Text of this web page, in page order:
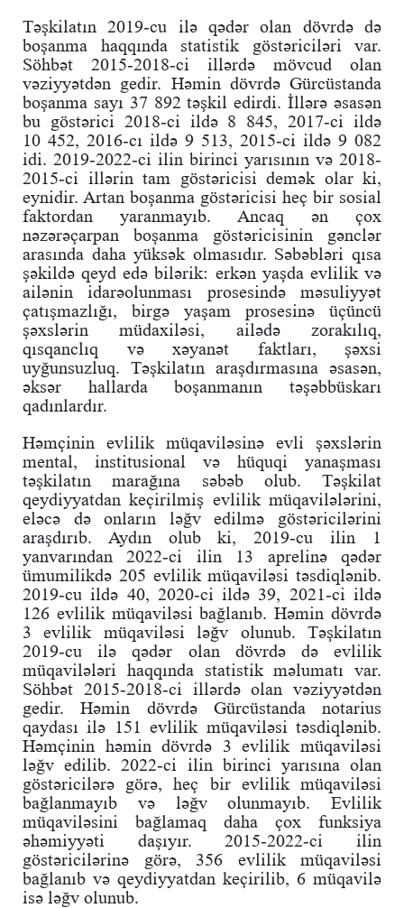
Təşkilatın 2019-cu ilə qədər olan dövrdə də
boşanma haqqında statistik göstəriciləri var.
Söhbət 2015-2018-ci illərdə mövcud olan
vəziyyətdən gedir. Həmin dövrdə Gürcüstanda
boşanma sayı 37 892 təşkil edirdi. İllərə əsasən
bu göstərici 2018-ci ildə 8 845, 2017-ci ildə
10 452, 2016-cı ildə 9 513, 2015-ci ildə 9 082
idi. 2019-2022-ci ilin birinci yarısının və 2018-
2015-ci illərin tam göstəricisi demək olar ki,
eynidir. Artan boşanma göstəricisi heç bir sosial
faktordan yaranmayıb. Ancaq ən çox
nəzərəçarpan boşanma göstəricisinin gənclər
arasında daha yüksək olmasıdır. Səbəbləri qısa
şəkildə qeyd edə bilərik: erkən yaşda evlilik və
ailənin idarəolunması prosesində məsuliyyət
çatışmazlığı, birgə yaşam prosesinə üçüncü
şəxslərin müdaxiləsi, ailədə zorakılıq,
qısqanclıq və xəyanət faktları, şəxsi
uyğunsuzluq. Təşkilatın araşdırmasına əsasən,
əksər hallarda boşanmanın təşəbbüskarı
qadınlardır.
Həmçinin evlilik müqaviləsinə evli şəxslərin
mental, institusional və hüquqi yanaşması
təşkilatın marağına səbəb olub. Təşkilat
qeydiyyatdan keçirilmiş evlilik müqavilələrini,
eləcə də onların ləğv edilmə göstəricilərini
araşdırıb. Aydın olub ki, 2019-cu ilin 1
yanvarından 2022-ci ilin 13 aprelinə qədər
ümumilikdə 205 evlilik müqaviləsi təsdiqlənib.
2019-cu ildə 40, 2020-ci ildə 39, 2021-ci ildə
126 evlilik müqaviləsi bağlanıb. Həmin dövrdə
3 evlilik müqaviləsi ləğv olunub. Təşkilatın
2019-cu ilə qədər olan dövrdə də evlilik
müqavilələri haqqında statistik məlumatı var.
Söhbət 2015-2018-ci illərdə olan vəziyyətdən
gedir. Həmin dövrdə Gürcüstanda notarius
qaydası ilə 151 evlilik müqaviləsi təsdiqlənib.
Həmçinin həmin dövrdə 3 evlilik müqaviləsi
ləğv edilib. 2022-ci ilin birinci yarısına olan
göstəricilərə görə, heç bir evlilik müqaviləsi
bağlanmayıb və ləğv olunmayıb. Evlilik
müqaviləsini bağlamaq daha çox funksiya
əhəmiyyəti daşıyır. 2015-2022-ci ilin
göstəricilərinə görə, 356 evlilik müqaviləsi
bağlanıb və qeydiyyatdan keçirilib, 6 müqavilə
isə ləğv olunub.